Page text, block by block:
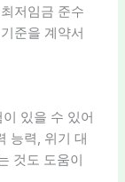
저임금 준수
준을 계약서
있을 수 있어
능력, 위기 대
것도 도움이